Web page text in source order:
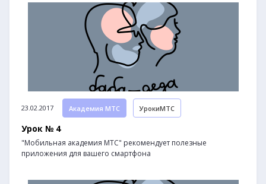
23.02.2017 Академия МТС УрокиМТС
Урок № 4
"Мобильная академия МТС" рекомендует полезные
приложения для вашего смартфона